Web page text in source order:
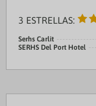
3 ESTRELLAS:
Serhs Carlit
SERHS Del Port Hotel